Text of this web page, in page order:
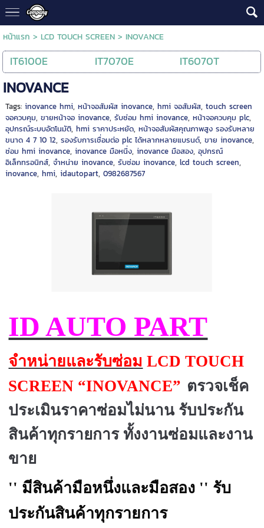
หน้าแรก > LCD TOUCH SCREEN> INOVANCE
IT6100E IT7070E IT6070T
INOVANCE
Tags: inovance hmi, หน้าจอสัมผัส inovance, hmi จอสัมผัส, touch screen
จอควบคุม, ขายหน้าจอ inovance, รับซ่อม hmi inovance, หน้าจอควบคุม plc,
อุปกรณ์ระบบอัตโนมัติ, hmi ราคาประหยัด, หน้าจอสัมผัสคุณภาพสูง รองรับหลาย
ขนาด 4 7 10 12, รองรับการเชื่อมต่อ plc ได้หลากหลายแบรนด์, ขาย inovance,
ซ่อม hmi inovance, inovance มือหนึ่ง, inovance มือสอง, อุปกรณ์
อิเล็กทรอนิกส์, จำหน่าย inovance, รับซ่อม inovance, lcd touch screen,
inovance, hmi, idautopart, 0982687567
ID AUTO PART
จำหน่ายและรับซ่อม LCD TOUCH
SCREEN “INOVANCE” ตรวจเช็ค
ประเมินราคาซ่อมไม่นาน รับประกัน
สินค้าทุกรายการ ทั้งงานซ่อมและงาน
ขาย
'' มีสินค้ามือหนึ่งและมือสอง '' รับ
ประกันสินค้าทุกรายการ